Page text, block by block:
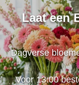
Laat een
Dagverse
Voor 13:00